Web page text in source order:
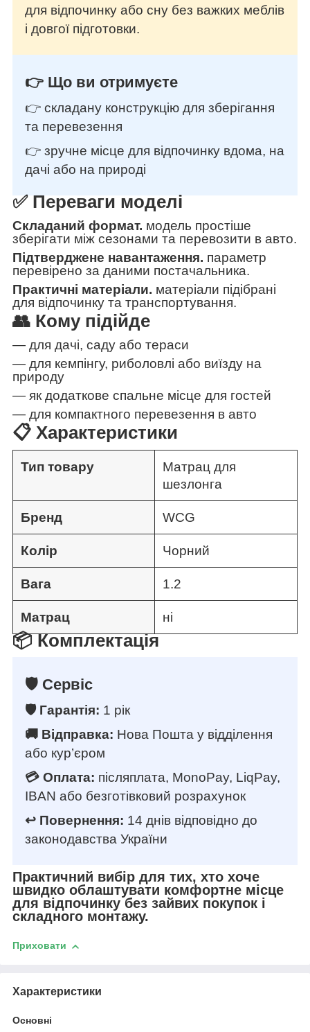
для відпочинку або сну без важких меблів
і довгої підготовки.
👉 Що ви отримуєте
👉 складану конструкцію для зберігання
та перевезення
👉 зручне місце для відпочинку вдома, на
дачі або на природі
✅ Переваги моделі
Складаний формат. модель простіше
зберігати між сезонами та перевозити в авто.
Підтверджене навантаження. параметр
перевірено за даними постачальника.
Практичні матеріали. матеріали підібрані
для відпочинку та транспортування.
👥 Кому підійде
— для дачі, саду або тераси
— для кемпінгу, риболовлі або виїзду на
природу
— як додаткове спальне місце для гостей
— для компактного перевезення в авто
📋 Характеристики
Тип товару
Матрац для
шезлонга
Бренд WCG
Колір Чорний
Вага 1.2
Матрац ні
📦 Комплектація
🛡️ Сервіс
🛡️ Гарантія: 1 рік
🚚 Відправка: Нова Пошта у відділення
або кур’єром
💳 Оплата: післяплата, MonoPay, LiqPay,
IBAN або безготівковий розрахунок
↩️ Повернення: 14 днів відповідно до
законодавства України
Практичний вибір для тих, хто хоче
швидко облаштувати комфортне місце
для відпочинку без зайвих покупок і
складного монтажу.
Приховати
Характеристики
Основні